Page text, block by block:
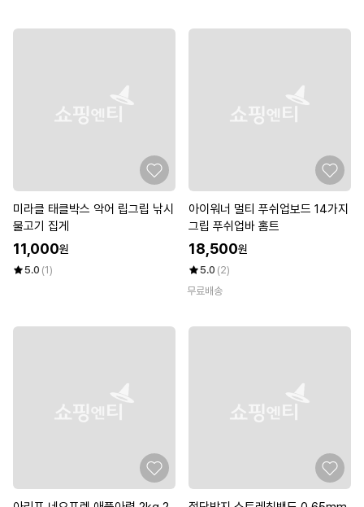
미라클 태클박스 악어 립그립 낚시
물고기 집게
11,000원
5.0 (1)
아이워너 멀티 푸쉬업보드 14가지
그립 푸쉬업바 홈트
18,500원
5.0 (2)
무료배송